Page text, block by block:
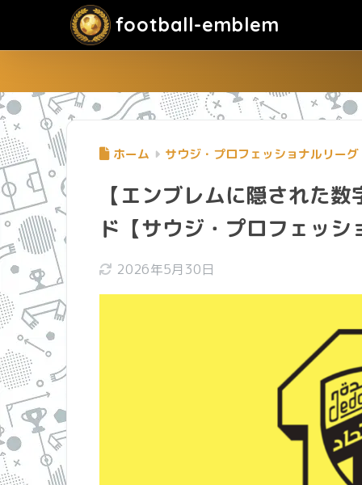
football-emblem
ホーム サウジ・プロフェッショナルリーグ
【エンブレムに隠された
ド【サウジ・プロフェッシ
2026年5月30日